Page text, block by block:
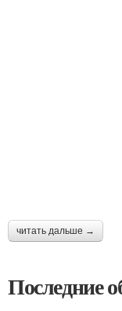
читать дальше →
Последние